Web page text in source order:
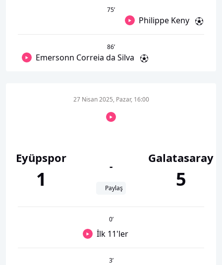
75’
Philippe Keny
86’
Emersonn Correia da Silva
Eyüpspor
1
27 Nisan 2025, Pazar, 16:00
-
Paylaş
Galatasaray
5
0’
İlk 11'ler
3’